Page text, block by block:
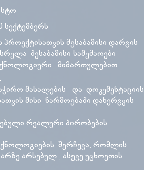
შესაბამისი დარგის
შესაბამისი სამუშაოები
მიმართულებით .
მასალების და დოკუმენტაციის
მისი წარმოებაში დანერგვის
რეალური პირობების
შერჩევა, რომლის
არსებულ , ასევე უცხოეთის